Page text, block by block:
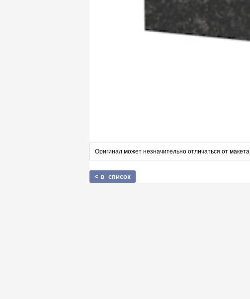
Оригинал может незначительно отличаться от макета
< в список